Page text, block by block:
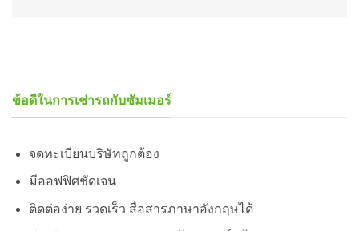
ข้อดีในการเช่ารถกับซัมเมอร์
จดทะเบียนบริษัทถูกต้อง
มีออฟฟิศชัดเจน
ติดต่อง่าย รวดเร็ว สื่อสารภาษาอังกฤษได้